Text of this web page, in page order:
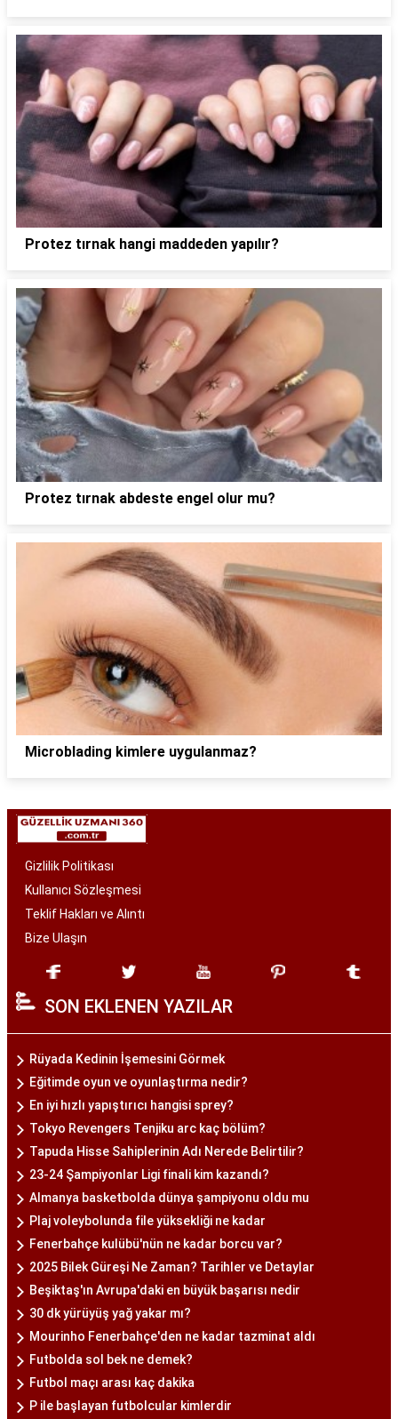
Protez tırnak hangi maddeden yapılır?
Protez tırnak abdeste engel olur mu?
Microblading kimlere uygulanmaz?
Gizlilik Politikası
Kullanıcı Sözleşmesi
Teklif Hakları ve Alıntı
Bize Ulaşın
SON EKLENEN YAZILAR
Rüyada Kedinin İşemesini Görmek
Eğitimde oyun ve oyunlaştırma nedir?
En iyi hızlı yapıştırıcı hangisi sprey?
Tokyo Revengers Tenjiku arc kaç bölüm?
Tapuda Hisse Sahiplerinin Adı Nerede Belirtilir?
23-24 Şampiyonlar Ligi finali kim kazandı?
Almanya basketbolda dünya şampiyonu oldu mu
Plaj voleybolunda file yüksekliği ne kadar
Fenerbahçe kulübü'nün ne kadar borcu var?
2025 Bilek Güreşi Ne Zaman? Tarihler ve Detaylar
Beşiktaş'ın Avrupa'daki en büyük başarısı nedir
30 dk yürüyüş yağ yakar mı?
Mourinho Fenerbahçe'den ne kadar tazminat aldı
Futbolda sol bek ne demek?
Futbol maçı arası kaç dakika
P ile başlayan futbolcular kimlerdir